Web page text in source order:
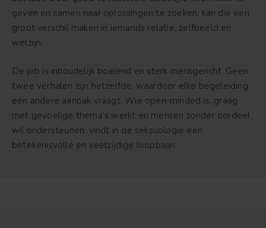
geven en samen naar oplossingen te zoeken, kan die een
groot verschil maken in iemands relatie, zelfbeeld en
welzijn.
De job is inhoudelijk boeiend en sterk mensgericht. Geen
twee verhalen zijn hetzelfde, waardoor elke begeleiding
een andere aanpak vraagt. Wie open-minded is, graag
met gevoelige thema’s werkt en mensen zonder oordeel
wil ondersteunen, vindt in de seksuologie een
betekenisvolle en veelzijdige loopbaan.